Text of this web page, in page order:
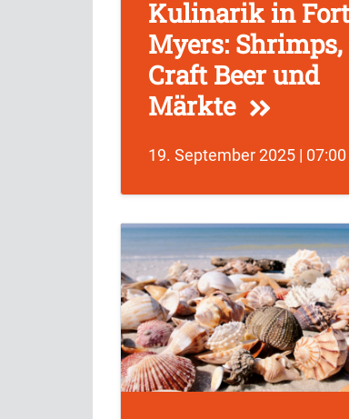
Kulinarik in Fort
Myers: Shrimps,
Craft Beer und
Märkte
19. September 2025 | 07:00